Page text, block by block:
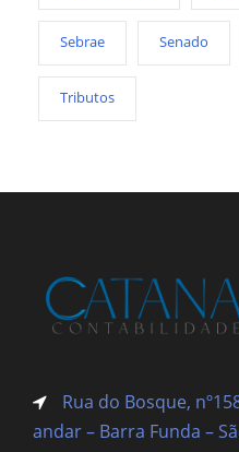
Sebrae Senado
Tributos
Rua do Bosque,
andar – Barra Funda –